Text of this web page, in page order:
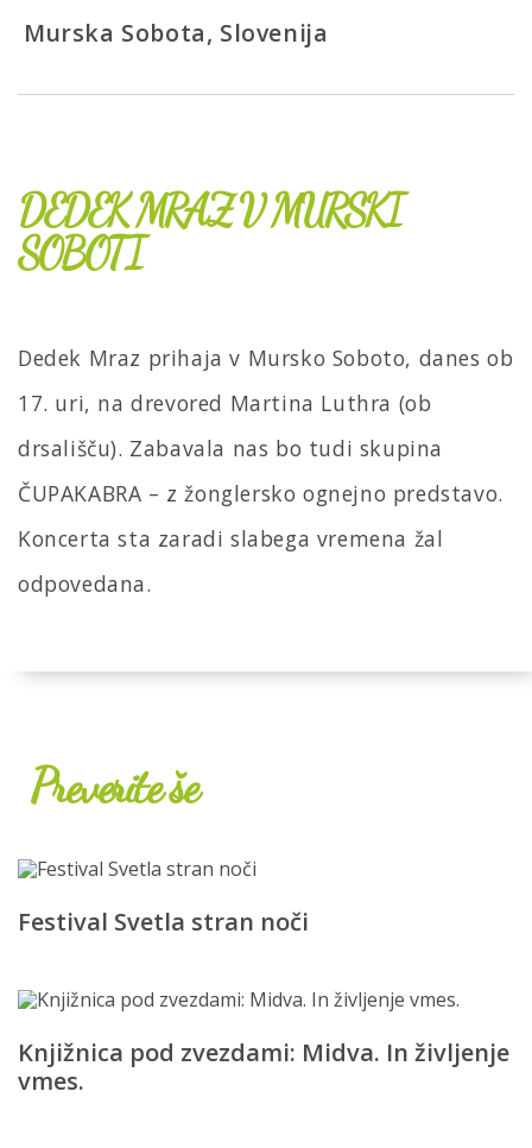
DEDEK MRAZ V MURSKI
SOBOTI
Dedek Mraz prihaja v Mursko Soboto, danes ob
17. uri, na drevored Martina Luthra (ob
drsališču). Zabavala nas bo tudi skupina
ČUPAKABRA – z žonglersko ognejno predstavo.
Koncerta sta zaradi slabega vremena žal
odpovedana.
Murska Sobota, Slovenija
Preverite še
Festival Svetla stran noči
Knjižnica pod zvezdami: Midva. In življenje
vmes.